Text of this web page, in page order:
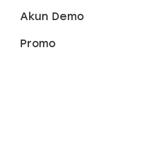
Akun Demo
Promo